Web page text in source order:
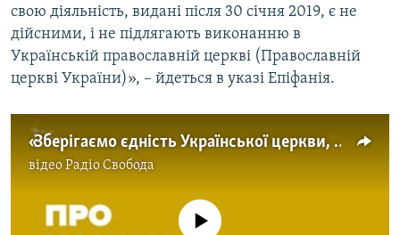
Усі сайти RFE/RL
свою діяльність, видані після 30 січня 2019, є не
дійсними, і не підлягають виконанню в
Українській православній церкві (Православній
церкві України)», – йдеться в указі Епіфанія.
«Зберігаємо єдність Української церкви, незважаючи на різні думки» – ексклюзивне інтерв’ю патріарха Філарета
відеоРадіо Свобода
No media source currently available